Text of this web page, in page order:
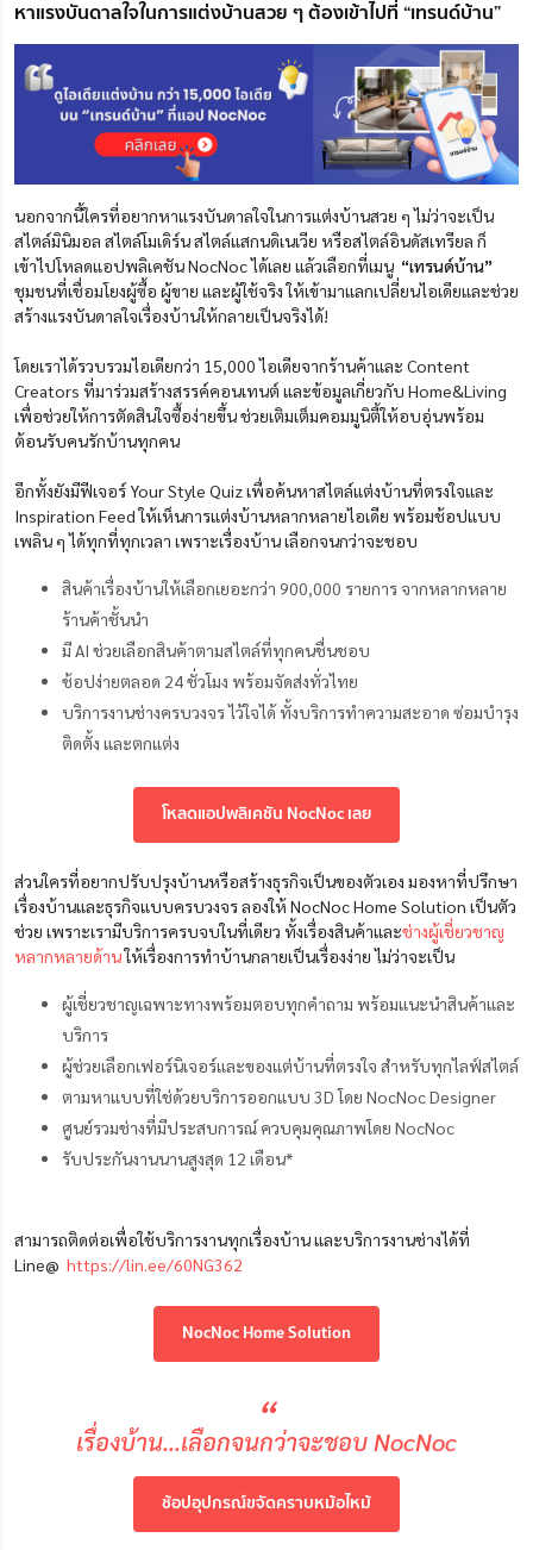
หาแรงบันดาลใจในการแต่งบ้านสวย ๆ ต้องเข้าไปที่ “เทรนด์บ้าน”
นอกจากนี้ใครที่อยากหาแรงบันดาลใจในการแต่งบ้านสวย ๆ ไม่ว่าจะเป็น
สไตล์มินิมอล สไตล์โมเดิร์น สไตล์แสกนดิเนเวีย หรือสไตล์อินดัสเทรียล ก็
เข้าไปโหลดแอปพลิเคชัน NocNoc ได้เลย แล้วเลือกที่เมนู “เทรนด์บ้าน”
ชุมชนที่เชื่อมโยงผู้ซื้อ ผู้ขาย และผู้ใช้จริง ให้เข้ามาแลกเปลี่ยนไอเดียและช่วย
สร้างแรงบันดาลใจเรื่องบ้านให้กลายเป็นจริงได้!
โดยเราได้รวบรวมไอเดียกว่า 15,000 ไอเดียจากร้านค้าและ Content
Creators ที่มาร่วมสร้างสรรค์คอนเทนต์ และข้อมูลเกี่ยวกับ Home&Living
เพื่อช่วยให้การตัดสินใจซื้อง่ายขึ้นช่วยเติมเต็มคอมมูนิตี้ให้อบอุ่นพร้อม
ต้อนรับคนรักบ้านทุกคน
อีกทั้งยังมีฟีเจอร์ Your Style Quiz เพื่อค้นหาสไตล์แต่งบ้านที่ตรงใจและ
Inspiration Feed ให้เห็นการแต่งบ้านหลากหลายไอเดีย พร้อมช้อปแบบ
เพลิน ๆ ได้ทุกที่ทุกเวลา เพราะเรื่องบ้าน เลือกจนกว่าจะชอบ
สินค้าเรื่องบ้านให้เลือกเยอะกว่า 900,000 รายการ จากหลากหลาย
ร้านค้าชั้นนำ
มี AI ช่วยเลือกสินค้าตามสไตล์ที่ทุกคนชื่นชอบ
ช้อปง่ายตลอด 24 ชั่วโมง พร้อมจัดส่งทั่วไทย
บริการงานช่างครบวงจร ไว้ใจได้ ทั้งบริการทำความสะอาด ซ่อมบำรุง
ติดตั้ง และตกแต่ง
โหลดแอปพลิเคชัน NocNoc เลย
ส่วนใครที่อยากปรับปรุงบ้านหรือสร้างธุรกิจเป็นของตัวเอง มองหาที่ปรึกษา
เรื่องบ้านและธุรกิจแบบครบวงจร ลองให้ NocNoc Home Solution เป็นตัว
ช่วย เพราะเรามีบริการครบจบในที่เดียว ทั้งเรื่องสินค้าและช่างผู้เชี่ยวชาญ
หลากหลายด้านให้เรื่องการทำบ้านกลายเป็นเรื่องง่าย ไม่ว่าจะเป็น
ผู้เชี่ยวชาญเฉพาะทางพร้อมตอบทุกคำถาม พร้อมแนะนำสินค้าและ
บริการ
ผู้ช่วยเลือกเฟอร์นิเจอร์และของแต่บ้านที่ตรงใจ สำหรับทุกไลฟ์สไตล์
ตามหาแบบที่ใช่ด้วยบริการออกแบบ 3D โดย NocNoc Designer
ศูนย์รวมช่างที่มีประสบการณ์ ควบคุมคุณภาพโดย NocNoc
รับประกันงานนานสูงสุด 12 เดือน*
สามารถติดต่อเพื่อใช้บริการงานทุกเรื่องบ้าน และบริการงานช่างได้ที่
Line@ https://lin.ee/60NG362
NocNoc Home Solution
“
เรื่องบ้าน…เลือกจนกว่าจะชอบ NocNoc
ช้อปอุปกรณ์ขจัดคราบหม้อไหม้